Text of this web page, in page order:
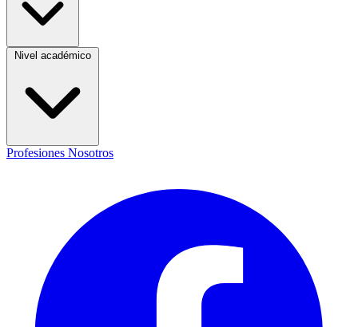
Nivel académico
Profesiones Nosotros